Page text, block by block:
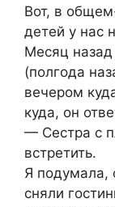
Вот, в
детей у нас
Месяц назад
(полгода
вечером
куда, он
— Сестра с
встретить.
Я подумала,
сняли